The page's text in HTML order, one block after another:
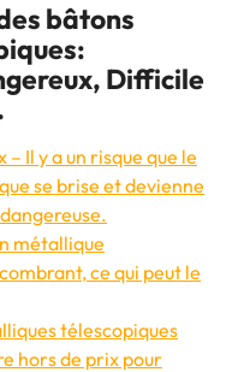
bâtons
Difficile
Il y a un risque que le
se brise et devienne
métallique
ce qui peut le
télescopiques
hors de prix pour